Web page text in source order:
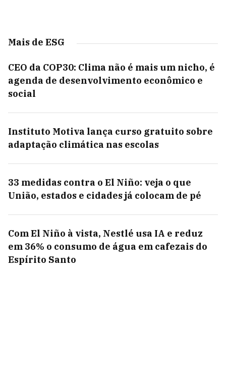
Mais de ESG
CEO da COP30: Clima não é mais um nicho, é
agenda de desenvolvimento econômico e
social
Instituto Motiva lança curso gratuito sobre
adaptação climática nas escolas
33 medidas contra o El Niño: veja o que
União, estados e cidades já colocam de pé
Com El Niño à vista, Nestlé usa IA e reduz
em 36% o consumo de água em cafezais do
Espírito Santo